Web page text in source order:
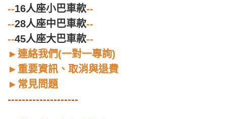
--16人座小巴車款--
--28人座中巴車款--
--45人座大巴車款--
►連絡我們(一對一專詢)
► 重要資訊、取消與退費
► 常見問題
--------------------